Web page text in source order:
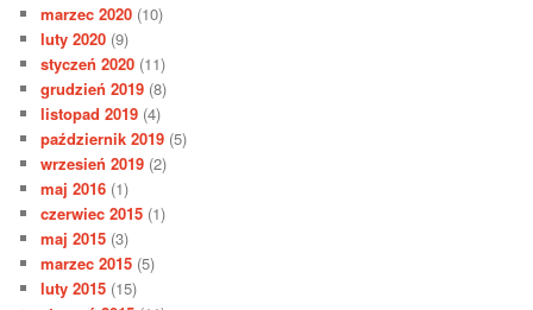
marzec 2020 (10)
luty 2020 (9)
styczeń 2020 (11)
grudzień 2019 (8)
listopad 2019 (4)
październik 2019 (5)
wrzesień 2019 (2)
maj 2016 (1)
czerwiec 2015 (1)
maj 2015 (3)
marzec 2015 (5)
luty 2015 (15)